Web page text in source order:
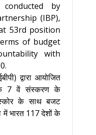
conducted by
(IBP),
53rd position
of budget
with
द्वारा आयोजित
7 वें संस्करण के
के साथ बजट
में भारत 117 देशों के